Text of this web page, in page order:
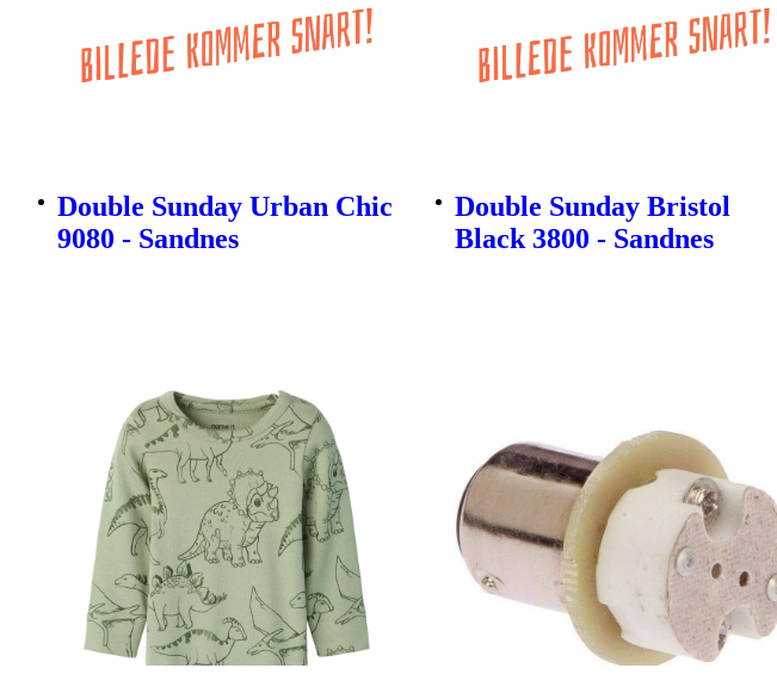
Double Sunday Urban Chic
9080 - Sandnes
Double Sunday Bristol
Black 3800 - Sandnes